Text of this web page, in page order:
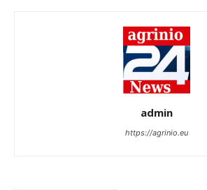
admin
https://agrinio.eu